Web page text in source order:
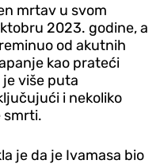
mrtav u svom
2023. godine, a
od akutnih
kao prateći
više puta
i nekoliko
smrti.
je da je Ivamasa bio